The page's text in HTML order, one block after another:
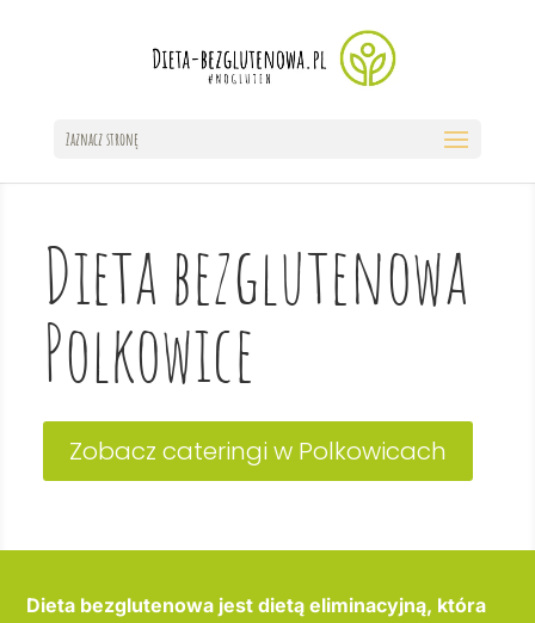
Zaznacz stronę
Dieta bezglutenowa
Polkowice
Zobacz cateringi w Polkowicach
Dieta bezglutenowa jest dietą eliminacyjną, która